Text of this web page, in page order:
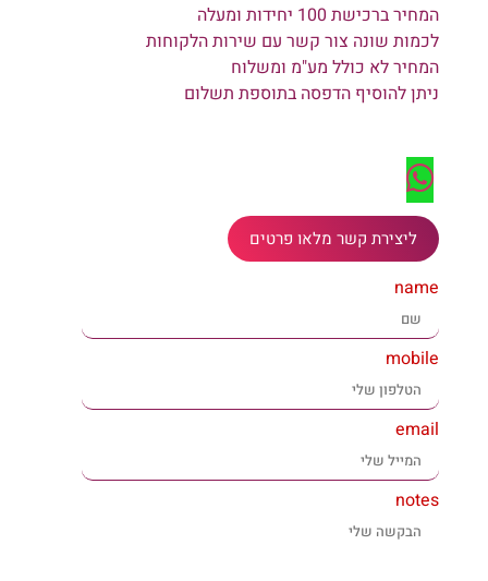
המחיר ברכישת 100 יחידות ומעלה
לכמות שונה צור קשר עם שירות הלקוחות
המחיר לא כולל מע"מ ומשלוח
ניתן להוסיף הדפסה בתוספת תשלום
ליצירת קשר מלאו פרטים
name
mobile
email
notes